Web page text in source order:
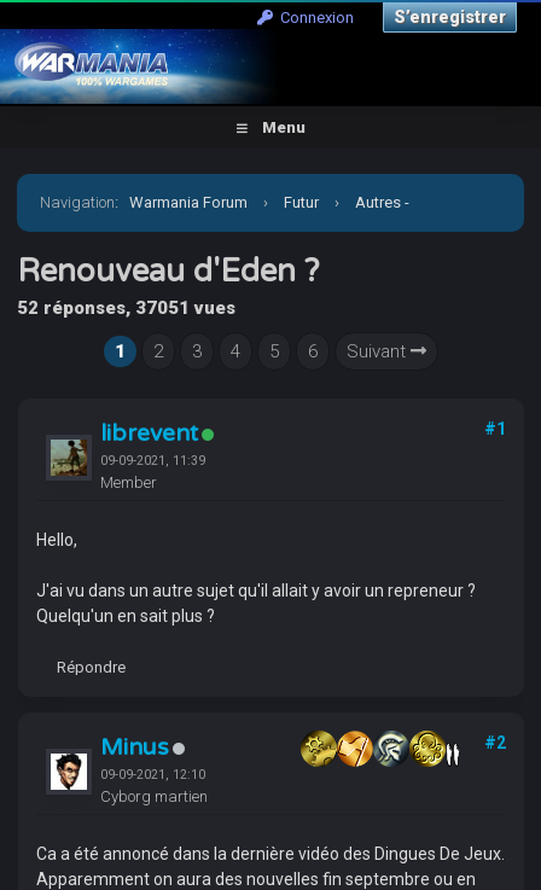
Connexion S’enregistrer
Menu
Navigation:Warmania Forum › Futur › Autres -
Escarmouches › Renouveau d'Eden ?
Renouveau d'Eden ?
52 réponses, 37051 vues
1
2 3 4 5 6 Suivant
librevent
09-09-2021, 11:39
Member
#1
Hello,
J'ai vu dans un autre sujet qu'il allait y avoir un repreneur ?
Quelqu'un en sait plus ?
Répondre
Minus
09-09-2021, 12:10
Cyborg martien
#2
Ca a été annoncé dans la dernière vidéo des Dingues De Jeux.
Apparemment on aura des nouvelles fin septembre ou en